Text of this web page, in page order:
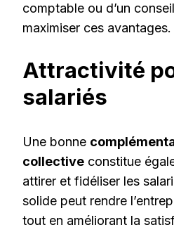
comptable ou d’un
maximiser ces avantages.
Attractivité
salariés
Une bonne
collective constitue
attirer et fidéliser les
solide peut rendre
tout en améliorant la